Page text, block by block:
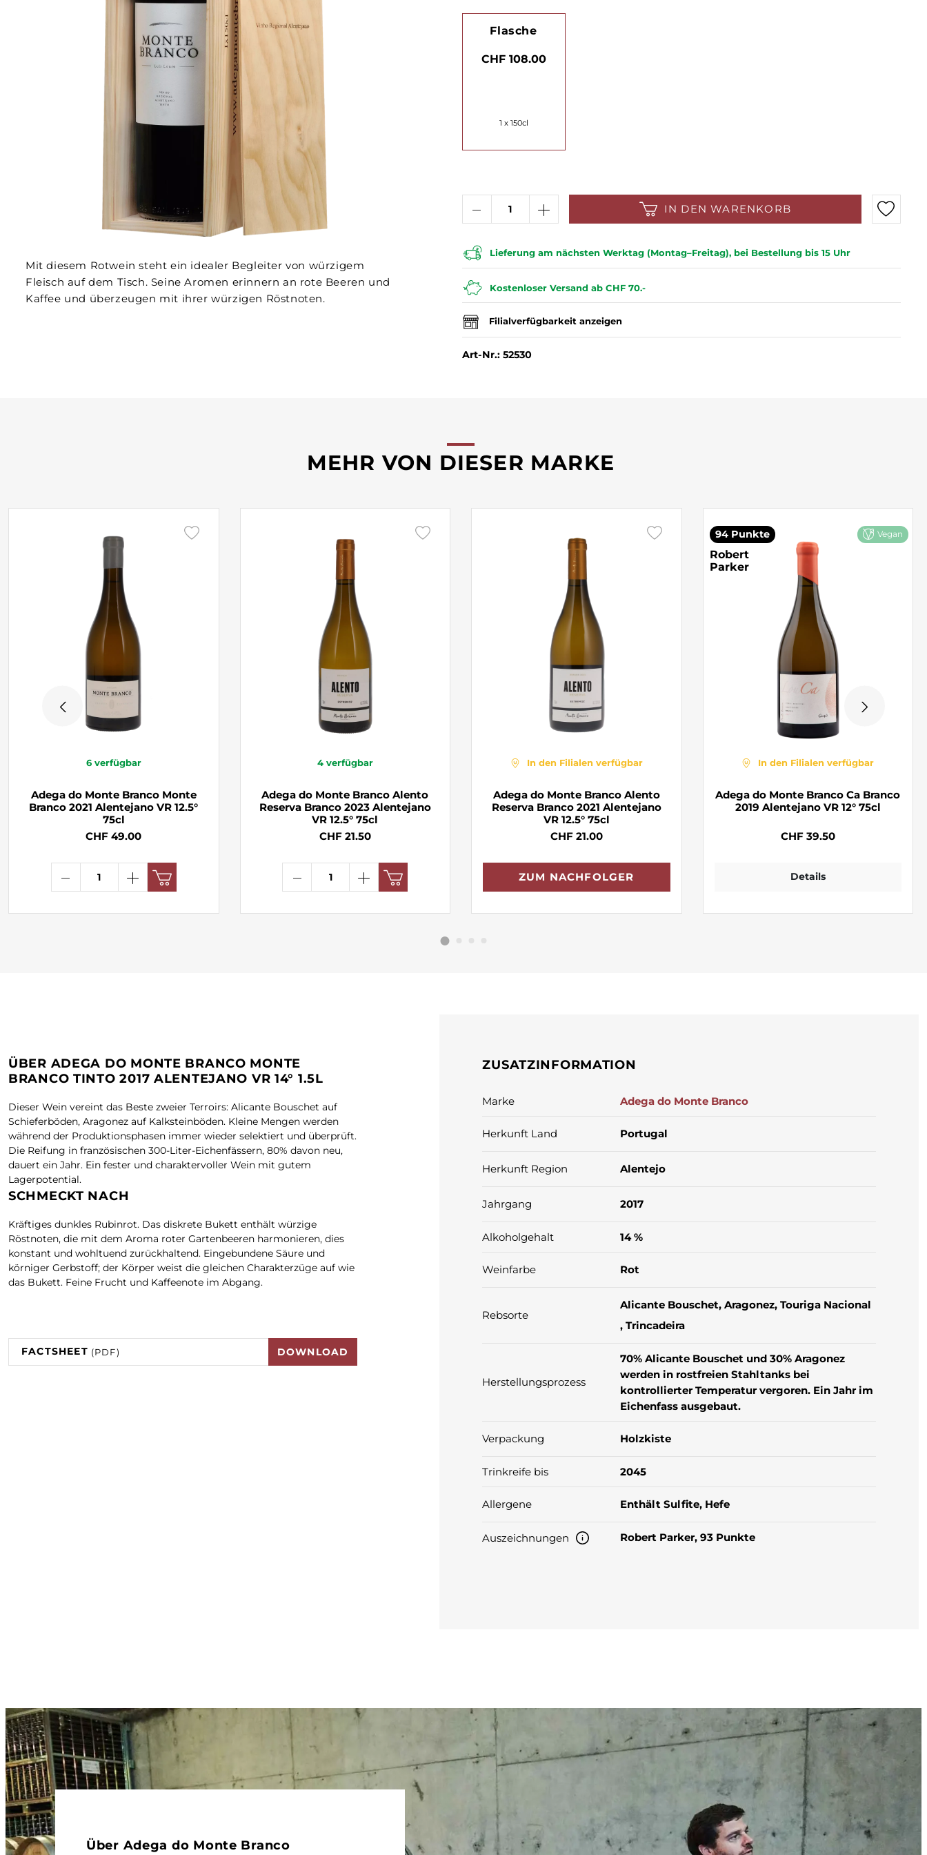
Mit diesem Rotwein steht ein idealer Begleiter von würzigem
Fleisch auf dem Tisch. Seine Aromen erinnern an rote Beeren und
Kaffee und überzeugen mit ihrer würzigen Röstnoten.
Flasche
CHF 108.00
1 x 150cl
IN DEN WARENKORB
Lieferung am nächsten Werktag (Montag–Freitag), bei Bestellung bis 15 Uhr
Kostenloser Versand ab CHF 70.-
Filialverfügbarkeit anzeigen
Art-Nr.: 52530
MEHR VON DIESER MARKE
6 verfügbar
Adega do Monte Branco Monte
Branco 2021 Alentejano VR 12.5°
75cl
CHF 49.00
4 verfügbar
Adega do Monte Branco Alento
Reserva Branco 2023 Alentejano
VR 12.5° 75cl
CHF 21.50
In den Filialen verfügbar
Adega do Monte Branco Alento
Reserva Branco 2021 Alentejano
VR 12.5° 75cl
CHF 21.00
ZUM NACHFOLGER
94 Punkte
Robert
Parker
Vegan
In den Filialen verfügbar
Adega do Monte Branco Ca Branco
2019 Alentejano VR 12° 75cl
CHF 39.50
Details
ÜBER ADEGA DO MONTE BRANCO MONTE
BRANCO TINTO 2017 ALENTEJANO VR 14° 1.5L
Dieser Wein vereint das Beste zweier Terroirs: Alicante Bouschet auf
Schieferböden, Aragonez auf Kalksteinböden. Kleine Mengen werden
während der Produktionsphasen immer wieder selektiert und überprüft.
Die Reifung in französischen 300-Liter-Eichenfässern, 80% davon neu,
dauert ein Jahr. Ein fester und charaktervoller Wein mit gutem
Lagerpotential.
SCHMECKT NACH
Kräftiges dunkles Rubinrot. Das diskrete Bukett enthält würzige
Röstnoten, die mit dem Aroma roter Gartenbeeren harmonieren, dies
konstant und wohltuend zurückhaltend. Eingebundene Säure und
körniger Gerbstoff; der Körper weist die gleichen Charakterzüge auf wie
das Bukett. Feine Frucht und Kaffeenote im Abgang.
FACTSHEET (PDF) DOWNLOAD
ZUSATZINFORMATION
Marke Adega do Monte Branco
Herkunft Land Portugal
Herkunft Region Alentejo
Jahrgang 2017
Alkoholgehalt 14 %
Weinfarbe Rot
Rebsorte
Alicante Bouschet, Aragonez, Touriga Nacional
, Trincadeira
Herstellungsprozess
70% Alicante Bouschet und 30% Aragonez
werden in rostfreien Stahltanks bei
kontrollierter Temperatur vergoren. Ein Jahr im
Eichenfass ausgebaut.
Verpackung Holzkiste
Trinkreife bis 2045
Allergene Enthält Sulfite, Hefe
Auszeichnungen Robert Parker, 93 Punkte
Über Adega do Monte Branco